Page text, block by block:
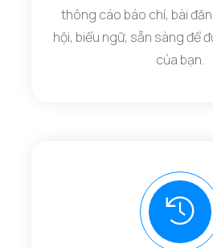
thông cáo báo chí, bài
hội, biểu ngữ, sẵn sàng để
của bạn.